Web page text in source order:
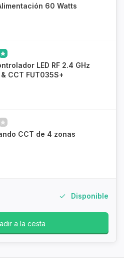
60 Watts
LED RF 2.4 GHz
CCT FUT035S+
CCT de 4 zonas
Disponible
a la cesta